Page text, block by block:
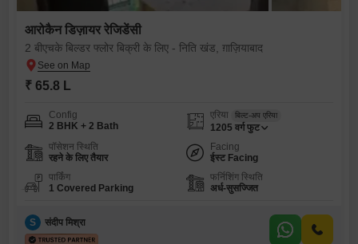
आरोकैन डिज़ायर रेजिडेंसी
2 बीएचके बिल्डर फ्लोर बिक्री के लिए - निति खंड, ग़ाज़ियाबाद
₹ 65.8 L
Config
2 BHK + 2 Bath
एरिया बिल्ट-अप एरिया
1205 वर्ग फुट
पॉसेशन स्थिति
रहने के लिए तैयार
Facing
ईस्ट Facing
पार्किंग
1 Covered Parking
फर्निशिंग स्थिति
अर्ध-सुसज्जित
S संदीप मिश्रा